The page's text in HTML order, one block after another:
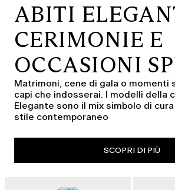
ABITI
CERIMONIE E
OCCASIONI
Matrimoni, cene di gala o momenti
capi che indosserai. I modelli della
Elegante sono il mix simbolo di
stile contemporaneo
SCOPRI DI PIÙ